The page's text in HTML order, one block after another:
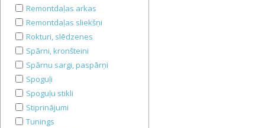
Remontdaļas arkas
Remontdaļas sliekšņi
Rokturi, slēdzenes
Spārni, kronšteini
Spārnu sargi, paspārņi
Spoguļi
Spoguļu stikli
Stiprinājumi
Tunings